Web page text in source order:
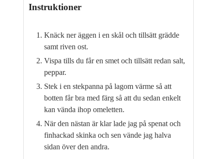
Instruktioner
Knäck ner äggen i en skål och tillsätt grädde
samt riven ost.
Vispa tills du får en smet och tillsätt redan salt,
peppar.
Stek i en stekpanna på lagom värme så att
botten får bra med färg så att du sedan enkelt
kan vända ihop omeletten.
När den nästan är klar lade jag på spenat och
finhackad skinka och sen vände jag halva
sidan över den andra.